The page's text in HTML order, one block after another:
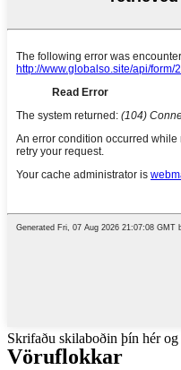
Skrifaðu skilaboðin þín hér
Vöruflokkar